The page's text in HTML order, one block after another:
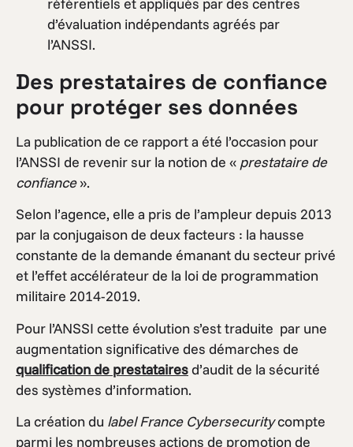
d’évaluation indépendants agréés par
l’ANSSI.
Des prestataires de confiance
pour protéger ses données
La publication de ce rapport a été l’occasion pour
l’ANSSI de revenir sur la notion de « prestataire de
confiance».
Selon l’agence, elle a pris de l’ampleur depuis 2013
par la conjugaison de deux facteurs : la hausse
constante de la demande émanant du secteur privé
et l’effet accélérateur de la loi de programmation
militaire 2014-2019.
Pour l’ANSSI cette évolution s’est traduite par une
augmentation significative des démarches de
qualification de prestatairesd’audit de la sécurité
des systèmes d’information.
La création du label France Cybersecuritycompte
parmi les nombreuses actions de promotion de